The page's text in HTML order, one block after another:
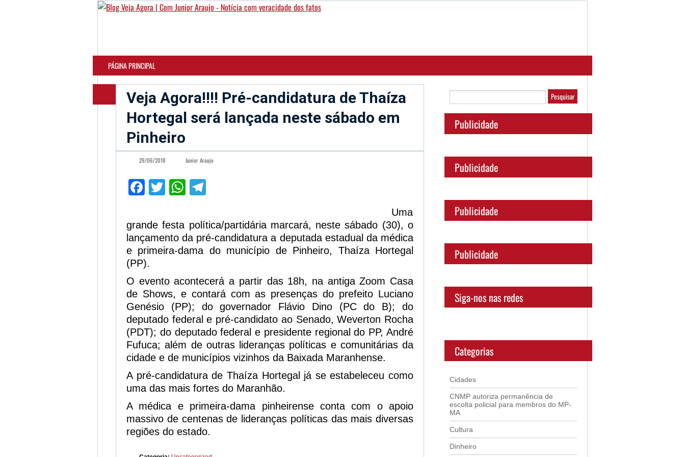
PÁGINA PRINCIPAL
Veja Agora!!!! Pré-candidatura de Thaíza
Hortegal será lançada neste sábado em
Pinheiro
29/06/2018 Junior Araujo
Facebook
TwitterWhatsApp
Uma
grande festa política/partidária marcará, neste sábado (30), o
lançamento da pré-candidatura a deputada estadual da médica
e primeira-dama do município de Pinheiro, Thaíza Hortegal
(PP).
O evento acontecerá a partir das 18h, na antiga Zoom Casa
de Shows, e contará com as presenças do prefeito Luciano
Genésio (PP); do governador Flávio Dino (PC do B); do
deputado federal e pré-candidato ao Senado, Weverton Rocha
(PDT); do deputado federal e presidente regional do PP, André
Fufuca; além de outras lideranças políticas e comunitárias da
cidade e de municípios vizinhos da Baixada Maranhense.
A pré-candidatura de Thaíza Hortegal já se estabeleceu como
uma das mais fortes do Maranhão.
A médica e primeira-dama pinheirense conta com o apoio
massivo de centenas de lideranças políticas das mais diversas
regiões do estado.
Publicidade
Publicidade
Publicidade
Publicidade
Siga-nos nas redes
Categorias
Cidades
CNMP autoriza permanência de
escolta policial para membros do MP-
MA
Cultura
Dinheiro